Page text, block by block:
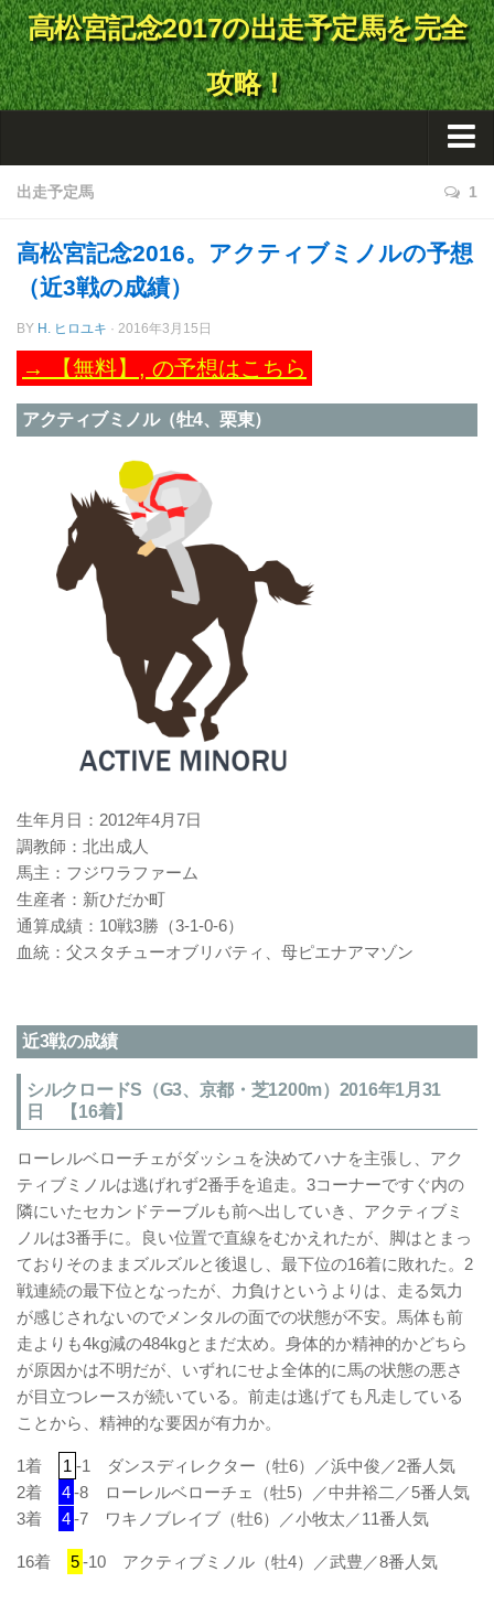
高松宮記念2017の出走予定馬を完全
攻略！
・ホーム
・予想
・出走馬情報
・結果・払戻金
★今週の無料予想
出走予定馬 1
高松宮記念2016。アクティブミノルの予想
（近3戦の成績）
BY H. ヒロユキ · 2016年3月15日
→ 【無料】 , の予想はこちら
アクティブミノル（牡4、栗東）
生年月日：2012年4月7日
調教師：北出成人
馬主：フジワラファーム
生産者：新ひだか町
通算成績：10戦3勝（3-1-0-6）
血統：父スタチューオブリバティ、母ピエナアマゾン
近3戦の成績
シルクロードS（G3、京都・芝1200m）2016年1月31
日 【16着】
ローレルベローチェがダッシュを決めてハナを主張し、アク
ティブミノルは逃げれず2番手を追走。3コーナーですぐ内の
隣にいたセカンドテーブルも前へ出していき、アクティブミ
ノルは3番手に。良い位置で直線をむかえれたが、脚はとまっ
ておりそのままズルズルと後退し、最下位の16着に敗れた。2
戦連続の最下位となったが、力負けというよりは、走る気力
が感じされないのでメンタルの面での状態が不安。馬体も前
走よりも4kg減の484kgとまだ太め。身体的か精神的かどちら
が原因かは不明だが、いずれにせよ全体的に馬の状態の悪さ
が目立つレースが続いている。前走は逃げても凡走している
ことから、精神的な要因が有力か。
1着 1 -1 ダンスディレクター（牡6）／浜中俊／2番人気
2着
4-8 ローレルベローチェ（牡5）／中井裕二／5番人気
3着
4-7 ワキノブレイブ（牡6）／小牧太／11番人気
16着 5-10 アクティブミノル（牡4）／武豊／8番人気